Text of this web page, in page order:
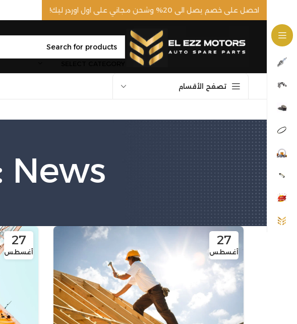
تصفح الأقسام
News
27
أغسطس
27
أغسطس
احصل على خصم يصل الى 20% وشحن مجاني على اول اوردر ليك!